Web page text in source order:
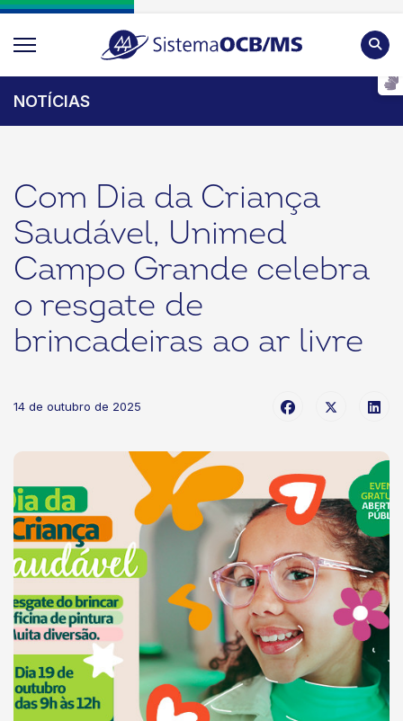
NOTÍCIAS
Com Dia da Criança
Saudável, Unimed
Campo Grande celebra
o resgate de
brincadeiras ao ar livre
14 de outubro de 2025